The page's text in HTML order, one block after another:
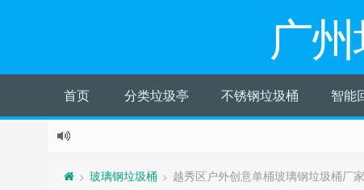
广
首页 分类垃圾亭 不锈钢垃圾桶 智能
> 玻璃钢垃圾桶 > 越秀区户外创意单桶玻璃钢垃圾桶厂